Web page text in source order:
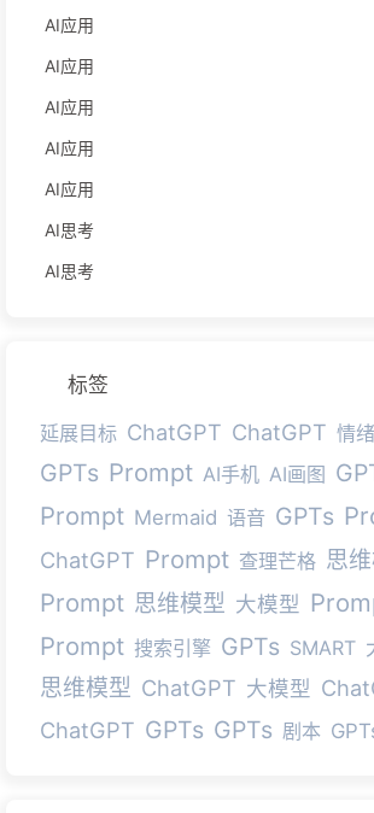
AI应用
AI应用
AI应用
AI应用
AI应用
AI思考
AI思考
标签
延展目标 ChatGPT ChatGPT 情绪
GPTs Prompt AI手机 AI画图
Prompt Mermaid 语音 GPTs
ChatGPT Prompt 查理芒格 思
Prompt 思维模型 大模型
Prompt 搜索引擎 GPTs SMART
思维模型 ChatGPT 大模型
ChatGPT GPTs GPTs 剧本